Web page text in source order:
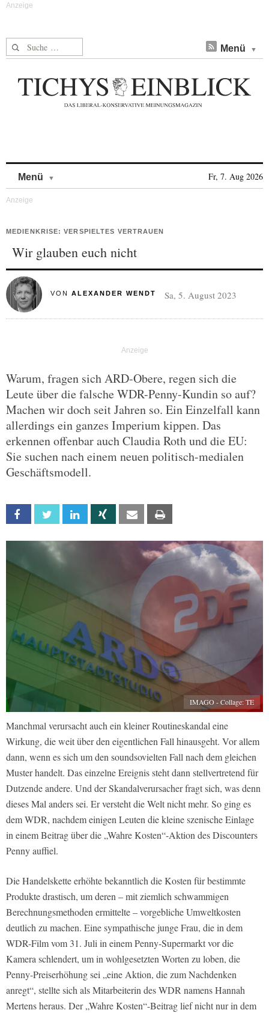
Suche nach: Menü
Menü Fr, 7. Aug 2026
MEDIENKRISE: VERSPIELTES VERTRAUEN
Wir glauben euch nicht
VON ALEXANDER WENDT Sa, 5. August 2023
Warum, fragen sich ARD-Obere, regen sich die
Leute über die falsche WDR-Penny-Kundin so auf?
Machen wir doch seit Jahren so. Ein Einzelfall kann
allerdings ein ganzes Imperium kippen. Das
erkennen offenbar auch Claudia Roth und die EU:
Sie suchen nach einem neuen politisch-medialen
Geschäftsmodell.
Facebook Twitter Linkedin Xing Email
IMAGO - Collage: TE
Manchmal verursacht auch ein kleiner Routineskandal eine
Wirkung, die weit über den eigentlichen Fall hinausgeht. Vor allem
dann, wenn es sich um den soundsovielten Fall nach dem gleichen
Muster handelt. Das einzelne Ereignis steht dann stellvertretend für
Dutzende andere. Und der Skandalverursacher fragt sich, was denn
dieses Mal anders sei. Er versteht die Welt nicht mehr. So ging es
dem WDR, nachdem einigen Leuten die kleine szenische Einlage
in einem Beitrag über die „Wahre Kosten“-Aktion des Discounters
Penny auffiel.
Die Handelskette erhöhte bekanntlich die Kosten für bestimmte
Produkte drastisch, um deren – mit ziemlich schwammigen
Berechnungsmethoden ermittelte – vorgebliche Umweltkosten
deutlich zu machen. Eine sympathische junge Frau, die in dem
WDR-Film vom 31. Juli in einem Penny-Supermarkt vor die
Kamera schlendert, um in wohlgesetzten Worten zu loben, die
Penny-Preiserhöhung sei „eine Aktion, die zum Nachdenken
anregt“, stellte sich als Mitarbeiterin des WDR namens Hannah
Mertens heraus. Der „Wahre Kosten“-Beitrag lief nicht nur in dem